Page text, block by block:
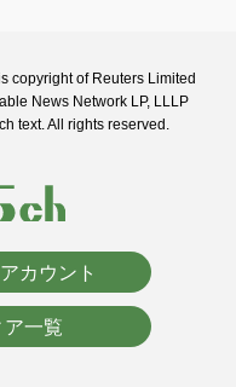
copyright of Reuters Limited
News Network LP, LLLP
text. All rights reserved.
カウント
ア一覧